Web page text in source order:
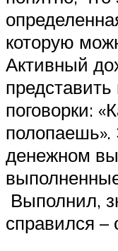
которую
Активный
поговорки:
полопаешь».
денежном
Выполнил,
справился –